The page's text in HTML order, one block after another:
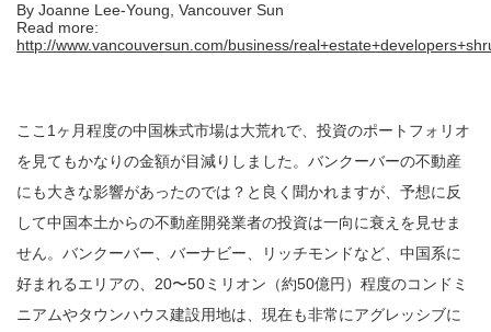
By Joanne Lee-Young, Vancouver Sun
Read more:
http://www.vancouversun.com/business/
ここ1ヶ月程度の中国株式市場は大荒れで、投資のポートフォリオ
を見てもかなりの金額が目減りしました。バンクーバーの不動産
にも大きな影響があったのでは？と良く聞かれますが、予想に反
して中国本土からの不動産開発業者の投資は一向に衰えを見せま
せん。バンクーバー、バーナビー、リッチモンドなど、中国系に
好まれるエリアの、20〜50ミリオン（約50億円）程度のコンドミ
ニアムやタウンハウス建設用地は、現在も非常にアグレッシブに